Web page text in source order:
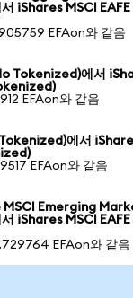
iShares MSCI
EFAon와 같음
Tokenized)에서
EFAon와 같음
에서
EFAon와 같음
Emerging
iShares MSCI
EFAon와 같음